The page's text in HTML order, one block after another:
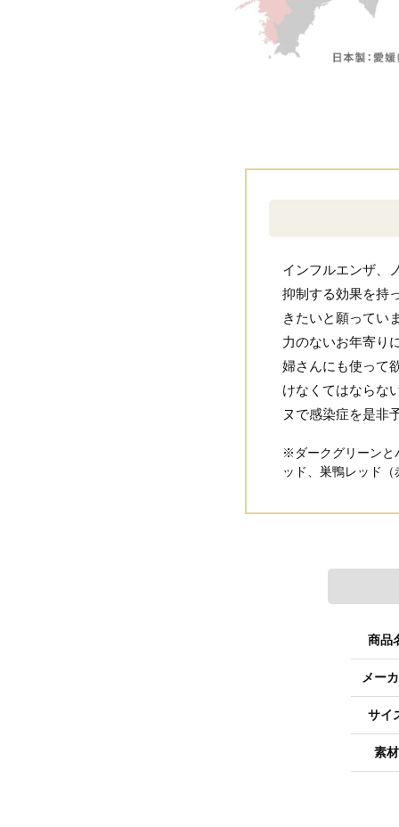
インフルエンザ、
抑制する効果を持
きたいと願ってい
力のないお年寄り
婦さんにも使って
けなくてはならな
ヌで感染症を是非
※ダークグリーンと
ッド、巣鴨レッド
商品
メー
サイ
素材